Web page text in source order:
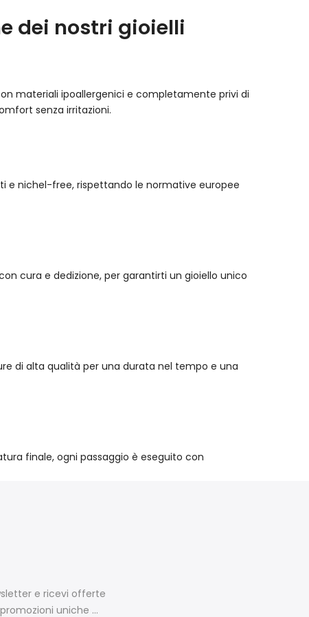
dei nostri gioielli
materiali ipoallergenici e completamente privi di
senza irritazioni.
e nichel-free, rispettando le normative europee
cura e dedizione, per garantirti un gioiello unico
di alta qualità per una durata nel tempo e una
finale, ogni passaggio è eseguito con
e ricevi offerte
uniche ...